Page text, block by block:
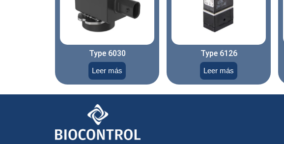
Type 6030
Leer más
Type 6126
Leer más